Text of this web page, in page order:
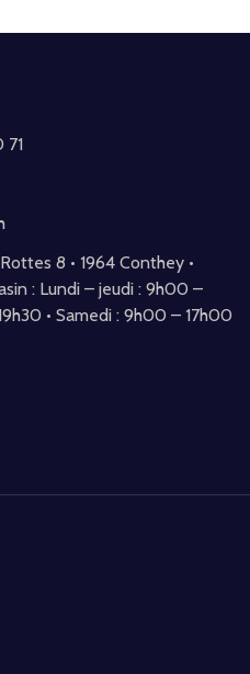
71
9h00 –
• Samedi : 9h00 – 17h00